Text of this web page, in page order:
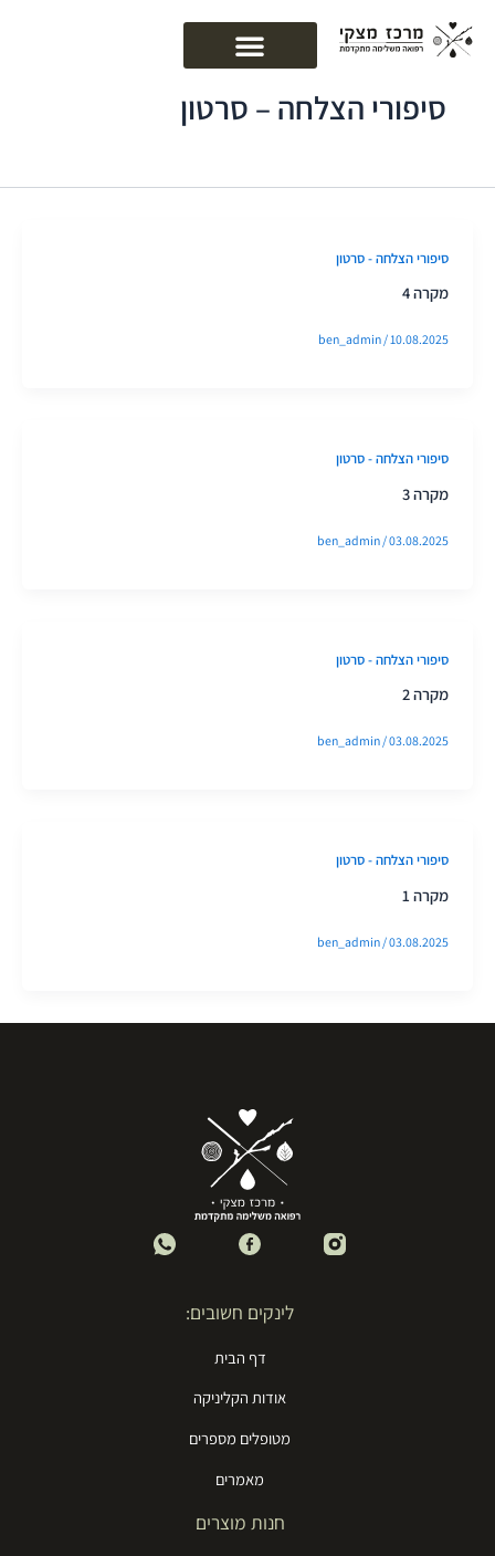
לתוכן
סיפורי הצלחה – סרטון
סיפורי הצלחה - סרטון
מקרה 4
ben_admin/10.08.2025
סיפורי הצלחה - סרטון
מקרה 3
ben_admin /03.08.2025
סיפורי הצלחה - סרטון
מקרה 2
ben_admin/03.08.2025
סיפורי הצלחה - סרטון
מקרה 1
ben_admin /03.08.2025
לינקים חשובים:
דף הבית
אודות הקליניקה
מטופלים מספרים
מאמרים
חנות מוצרים